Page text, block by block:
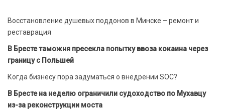
Восстановление душевых поддонов в Минске – ремонт и
реставрация
В Бресте таможня пресекла попытку ввоза кокаина через
границу с Польшей
Когда бизнесу пора задуматься о внедрении SOC?
В Бресте на неделю ограничили судоходство по Мухавцу
из-за реконструкции моста